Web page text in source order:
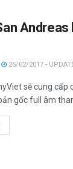
25/02/2017 -
sẽ cung cấp
gốc full âm